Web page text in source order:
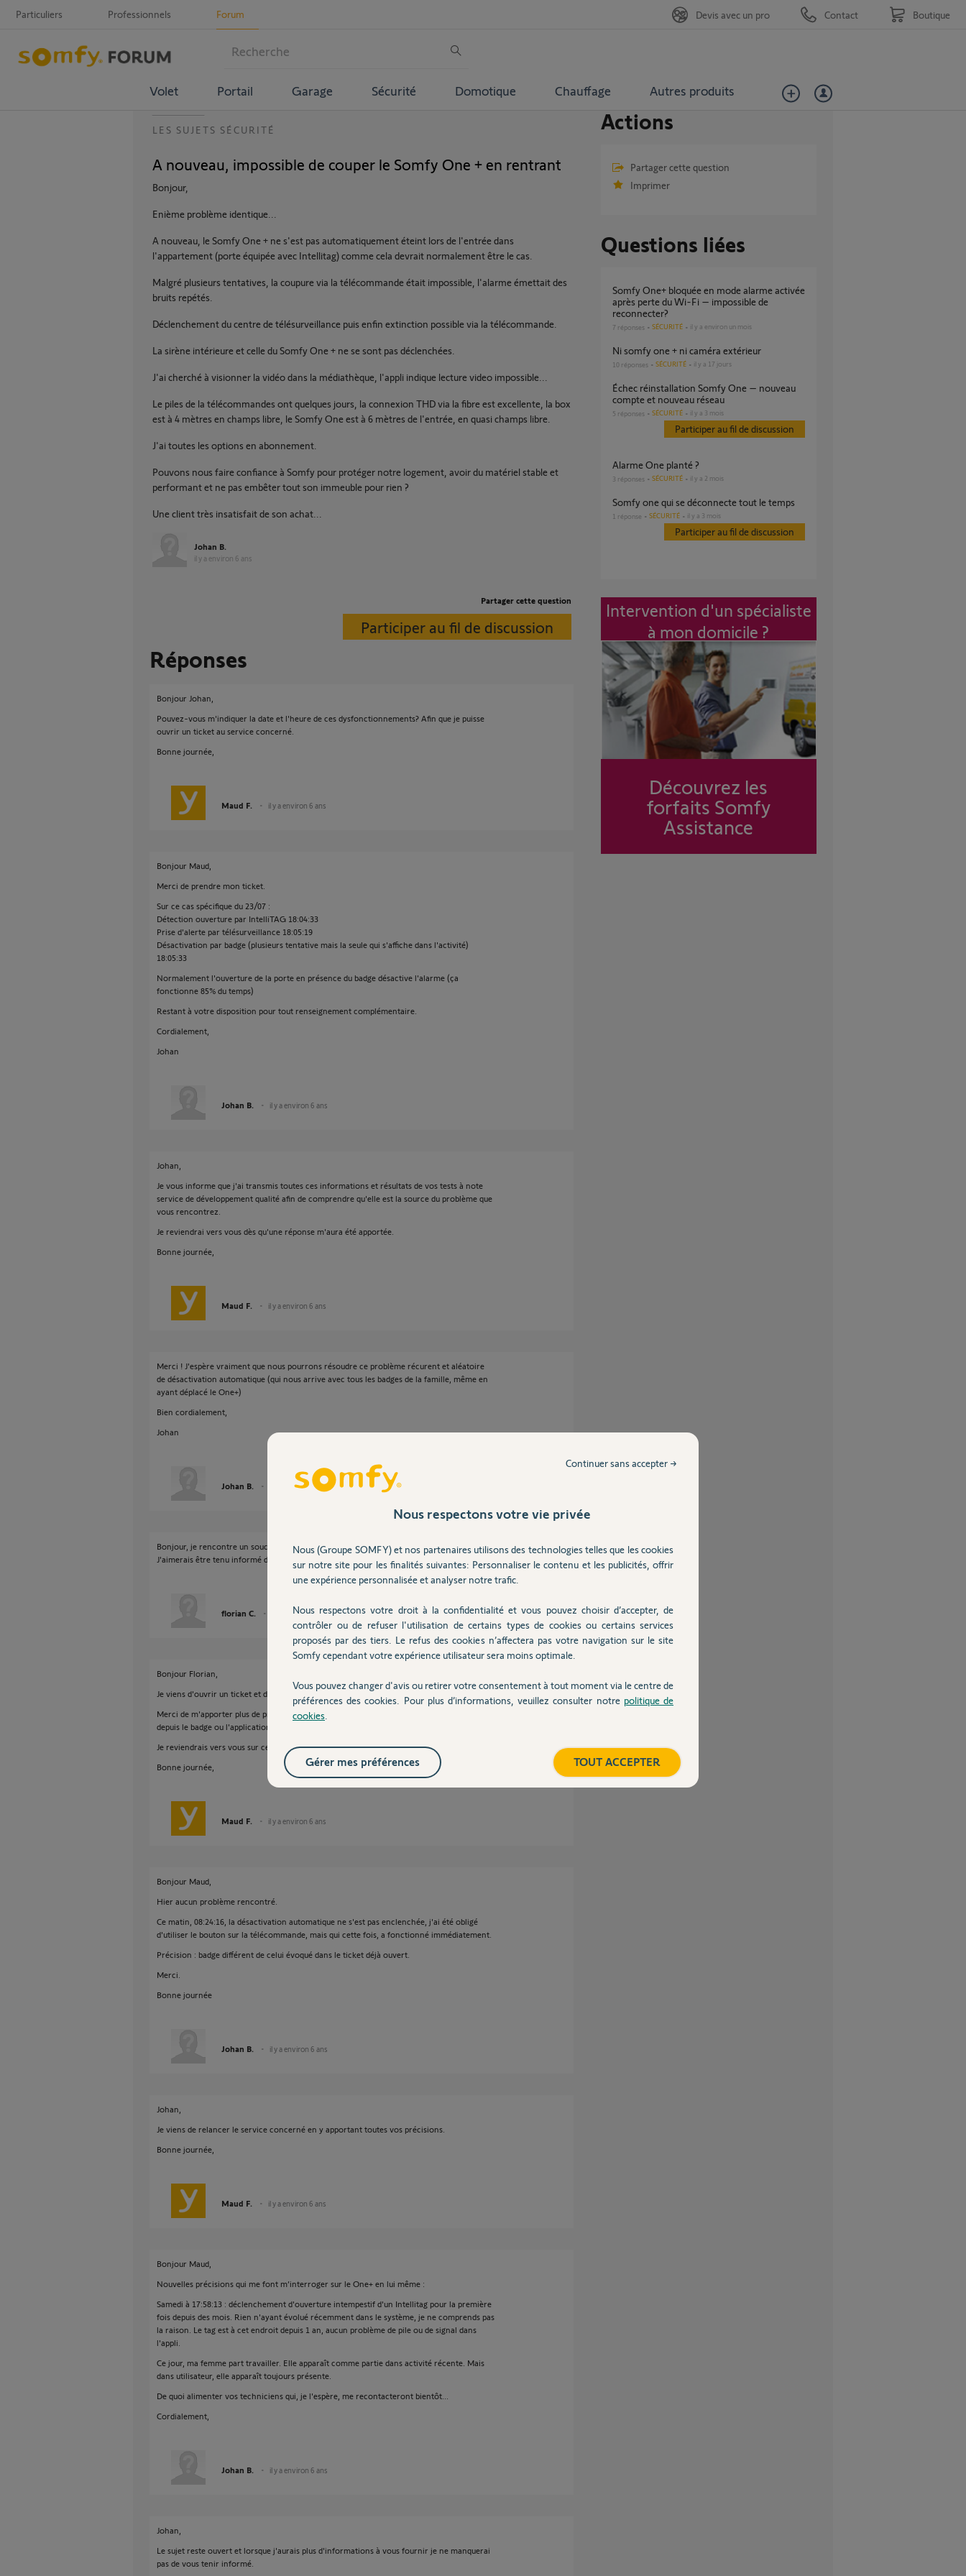
Particuliers Professionnels Forum
Volet Portail Garage Sécurité Domotique Chauffage Autres produits
Devis avec un pro Contact Boutique
LES SUJETS SÉCURITÉ
A nouveau, impossible de couper le Somfy One + en rentrant
Bonjour,
Enième problème identique...
A nouveau, le Somfy One + ne s'est pas automatiquement éteint lors de l'entrée dans
l'appartement (porte équipée avec Intellitag) comme cela devrait normalement être le cas.
Malgré plusieurs tentatives, la coupure via la télécommande était impossible, l'alarme émettait des
bruits repétés.
Déclenchement du centre de télésurveillance puis enfin extinction possible via la télécommande.
La sirène intérieure et celle du Somfy One + ne se sont pas déclenchées.
J'ai cherché à visionner la vidéo dans la médiathèque, l'appli indique lecture video impossible...
Le piles de la télécommandes ont quelques jours, la connexion THD via la fibre est excellente, la box
est à 4 mètres en champs libre, le Somfy One est à 6 mètres de l'entrée, en quasi champs libre.
J'ai toutes les options en abonnement.
Pouvons nous faire confiance à Somfy pour protéger notre logement, avoir du matériel stable et
performant et ne pas embêter tout son immeuble pour rien ?
Une client très insatisfait de son achat...
Johan B.
il y a environ 6 ans
Partager cette question
Participer au fil de discussion
Réponses
Bonjour Johan,
Pouvez-vous m'indiquer la date et l'heure de ces dysfonctionnements? Afin que je puisse
ouvrir un ticket au service concerné.
Bonne journée,
Maud F. il y a environ 6 ans
Bonjour Maud,
Merci de prendre mon ticket.
Sur ce cas spécifique du 23/07 :
Détection ouverture par IntelliTAG 18:04:33
Prise d'alerte par télésurveillance 18:05:19
Désactivation par badge (plusieurs tentative mais la seule qui s'affiche dans l'activité)
18:05:33
Normalement l'ouverture de la porte en présence du badge désactive l'alarme (ça
fonctionne 85% du temps)
Restant à votre disposition pour tout renseignement complémentaire.
Cordialement,
Johan
Johan B. il y a environ 6 ans
Johan,
Je vous informe que j'ai transmis toutes ces informations et résultats de vos tests à note
service de développement qualité afin de comprendre qu'elle est la source du problème que
vous rencontrez.
Je reviendrai vers vous dès qu'une réponse m'aura été apportée.
Bonne journée,
Maud F. il y a environ 6 ans
Merci ! J'espère vraiment que nous pourrons résoudre ce problème récurent et aléatoire
de désactivation automatique (qui nous arrive avec tous les badges de la famille, même en
ayant déplacé le One+)
Bien cordialement,
Johan
Johan B. il y a environ 6 ans
Bonjour, je rencontre un souci similaire depuis 15 jours. J'ai créé un sujet similaire.
J'aimerais être tenu informé de vos investigations également.
florian C. il y a environ 6 ans
Bonjour Florian,
Je viens d'ouvrir un ticket et de relancer le ticket de Johan à ce sujet.
Merci de m'apporter plus de précision en me remontant la date et l'heure ainsi si c'est
depuis le badge ou l'application?
Je reviendrais vers vous sur ce post
Bonne journée,
Maud F. il y a environ 6 ans
Bonjour Maud,
Hier aucun problème rencontré.
Ce matin, 08:24:16, la désactivation automatique ne s'est pas enclenchée, j'ai été obligé
d'utiliser le bouton sur la télécommande, mais qui cette fois, a fonctionné immédiatement.
Précision : badge différent de celui évoqué dans le ticket déjà ouvert.
Merci.
Bonne journée
Johan B. il y a environ 6 ans
Johan,
Je viens de relancer le service concerné en y apportant toutes vos précisions.
Bonne journée,
Maud F. il y a environ 6 ans
Bonjour Maud,
Nouvelles précisions qui me font m’interroger sur le One+ en lui même :
Samedi à 17:58:13 : déclenchement d'ouverture intempestif d'un Intellitag pour la première
fois depuis des mois. Rien n'ayant évolué récemment dans le système, je ne comprends pas
la raison. Le tag est à cet endroit depuis 1 an, aucun problème de pile ou de signal dans
l'appli.
Ce jour, ma femme part travailler. Elle apparaît comme partie dans activité récente. Mais
dans utilisateur, elle apparaît toujours présente.
De quoi alimenter vos techniciens qui, je l'espère, me recontacteront bientôt...
Cordialement,
Johan B. il y a environ 6 ans
Johan,
Le sujet reste ouvert et lorsque j'aurais plus d'informations à vous fournir je ne manquerai
pas de vous tenir informé.
Actions
Partager cette question
Imprimer
Questions liées
Somfy One+ bloquée en mode alarme activée
après perte du Wi-Fi – impossible de
reconnecter?
7 réponses SÉCURITÉ il y a environ un mois
Ni somfy one + ni caméra extérieur
10 réponses SÉCURITÉ il y a 17 jours
Échec réinstallation Somfy One – nouveau
compte et nouveau réseau
5 réponses SÉCURITÉ il y a 3 mois
Participer au fil de discussion
Alarme One planté ?
3 réponses SÉCURITÉ il y a 2 mois
Somfy one qui se déconnecte tout le temps
1 réponse SÉCURITÉ il y a 3 mois
Participer au fil de discussion
Intervention d'un spécialiste
à mon domicile ?
Découvrez les
forfaits Somfy
Assistance
Nous respectons votre vie privée
Nous (Groupe SOMFY) et nos partenaires utilisons des technologies telles que les cookies
sur notre site pour les finalités suivantes: Personnaliser le contenu et les publicités, offrir
une expérience personnalisée et analyser notre trafic.
Nous respectons votre droit à la confidentialité et vous pouvez choisir d’accepter, de
contrôler ou de refuser l'utilisation de certains types de cookies ou certains services
proposés par des tiers. Le refus des cookies n’affectera pas votre navigation sur le site
Somfy cependant votre expérience utilisateur sera moins optimale.
Vous pouvez changer d'avis ou retirer votre consentement à tout moment via le centre de
préférences des cookies. Pour plus d’informations, veuillez consulter notre politique de
cookies
Continuer sans accepter →
TOUT ACCEPTER
Gérer mes préférences